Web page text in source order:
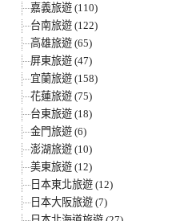
嘉義旅遊 (110)
台南旅遊 (122)
高雄旅遊 (65)
屏東旅遊 (47)
宜蘭旅遊 (158)
花蓮旅遊 (75)
台東旅遊 (18)
金門旅遊 (6)
澎湖旅遊 (10)
美東旅遊 (12)
日本東北旅遊 (12)
日本大阪旅遊 (7)